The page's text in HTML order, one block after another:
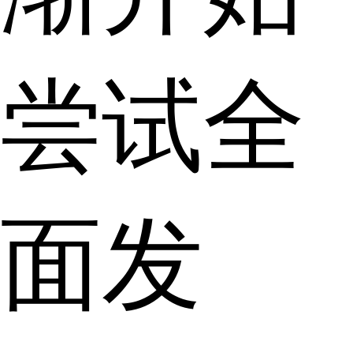
尝试全
面发